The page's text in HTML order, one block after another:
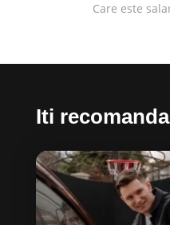
Care este
Iti